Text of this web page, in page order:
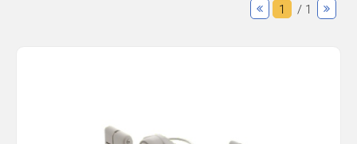
1 / 1